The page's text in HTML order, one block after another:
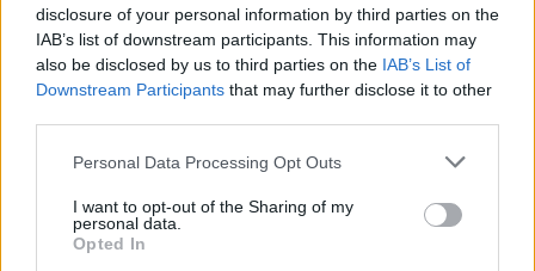
disclosure of your personal information by third parties on the
IAB’s list of downstream participants. This information may
also be disclosed by us to third parties on the IAB’s List of
Downstream Participants that may further disclose it to other
Personal Data Processing Opt Outs
I want to opt-out of the Sharing of my
personal data.
Opted In
L’EDITORIALE DI CAPEZZONE
A sinistra hanno pure il coraggio
L’EDITORIALE DI CAPEZZONE
Coltelli e maranza, cittadini